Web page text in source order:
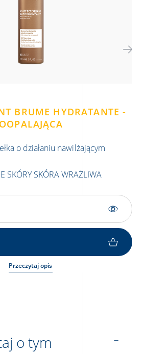
BRUME HYDRATANTE -
o działaniu nawilżającym
SKÓRY SKÓRA WRAŻLIWA
Przeczytaj opis
o tym